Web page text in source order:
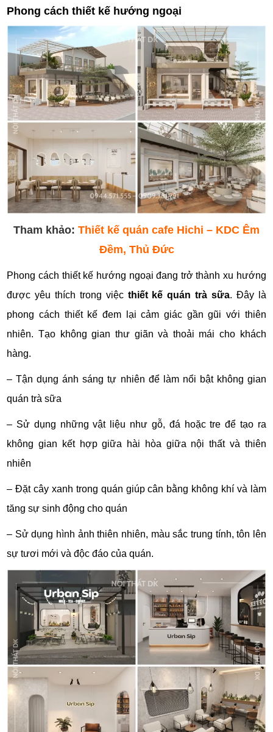
Phong cách thiết kế hướng ngoại
Tham khảo: Thiết kế quán cafe Hichi – KDC Êm
Đềm, Thủ Đức
Phong cách thiết kế hướng ngoại đang trở thành xu hướng
được yêu thích trong việc thiết kế quán trà sữa. Đây là
phong cách thiết kế đem lại cảm giác gần gũi với thiên
nhiên. Tạo không gian thư giãn và thoải mái cho khách
hàng.
– Tận dụng ánh sáng tự nhiên để làm nổi bật không gian
quán trà sữa
– Sử dụng những vật liệu như gỗ, đá hoặc tre để tạo ra
không gian kết hợp giữa hài hòa giữa nội thất và thiên
nhiên
– Đặt cây xanh trong quán giúp cân bằng không khí và làm
tăng sự sinh động cho quán
– Sử dụng hình ảnh thiên nhiên, màu sắc trung tính, tôn lên
sự tươi mới và độc đáo của quán.